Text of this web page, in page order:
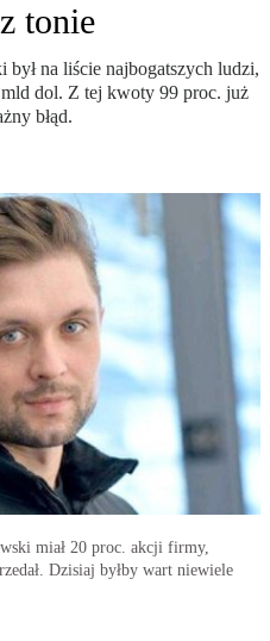
tonie
był na liście najbogatszych ludzi,
mld dol. Z tej kwoty 99 proc. już
błąd.
miał 20 proc. akcji firmy,
Dzisiaj byłby wart niewiele